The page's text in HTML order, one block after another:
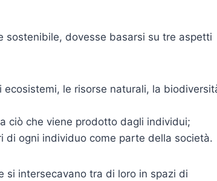
sostenibile, dovesse basarsi su tre aspetti
le risorse naturali, la
ciò che viene prodotto dagli individui;
di ogni individuo come parte della società.
si intersecavano tra di loro in spazi di